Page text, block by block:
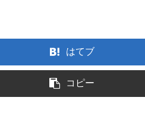
はてブ
コピー